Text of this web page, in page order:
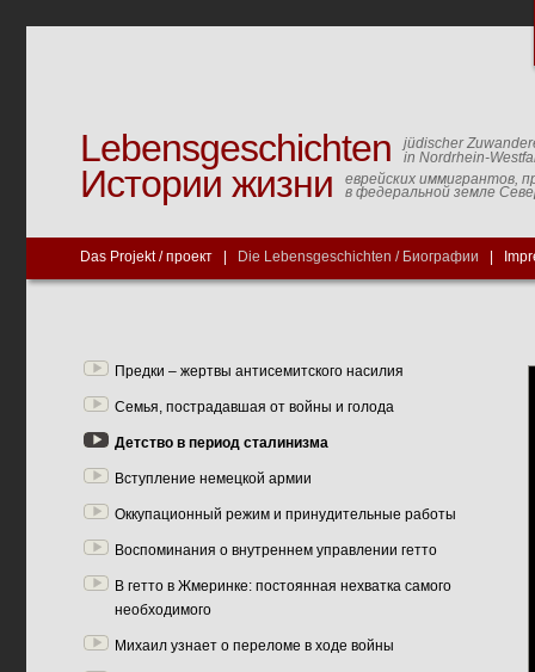
Lebensgeschichten
jüdischer
in Nordrhein-
Истории жизни еврейских иммигрантов,
в федеральной земле
Das Projekt / проект Die Lebensgeschichten / Биографии
Предки – жертвы антисемитского насилия
Семья, пострадавшая от войны и голода
Детство в период сталинизма
Вступление немецкой армии
Оккупационный режим и принудительные работы
Воспоминания о внутреннем управлении гетто
В гетто в Жмеринке: постоянная нехватка самого
необходимого
Михаил узнает о переломе в ходе войны